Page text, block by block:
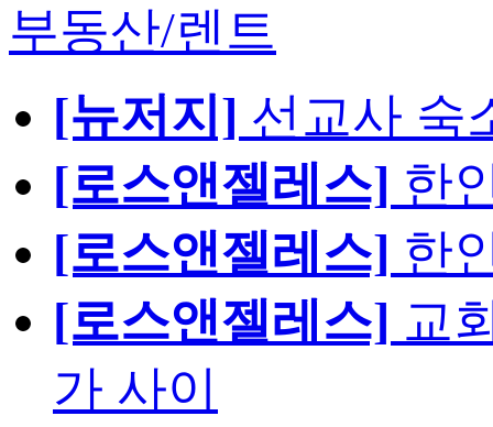
부동산/렌트
[뉴저지] 선교사 숙
[로스앤젤레스] 한
[로스앤젤레스] 한
[로스앤젤레스] 교
가 사이